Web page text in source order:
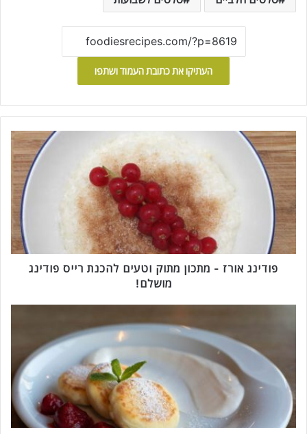
העתיקו את כתובת העמוד ושתפו
פ
ו
ד
י
נ
ג
א
ו
ר
ק
פודינג אורז - מתכון מתוק וטעים להכנת רייס פודינג
מושלם!
ת
ג
ב